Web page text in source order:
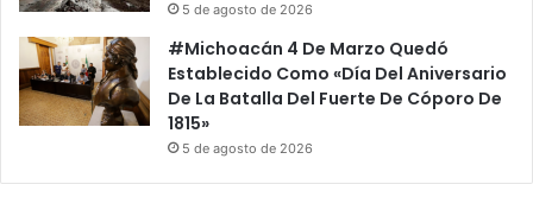
5 de agosto de 2026
#Michoacán 4 De Marzo Quedó
Establecido Como «Día Del Aniversario
De La Batalla Del Fuerte De Cóporo De
1815»
5 de agosto de 2026